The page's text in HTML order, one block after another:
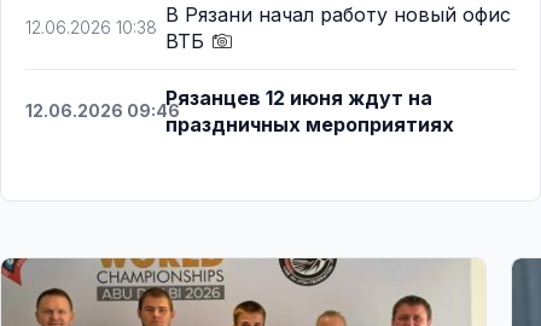
12.06.2026 10:38
В Рязани начал работу новый офис
ВТБ
12.06.2026 09:46
Рязанцев 12 июня ждут на
праздничных мероприятиях